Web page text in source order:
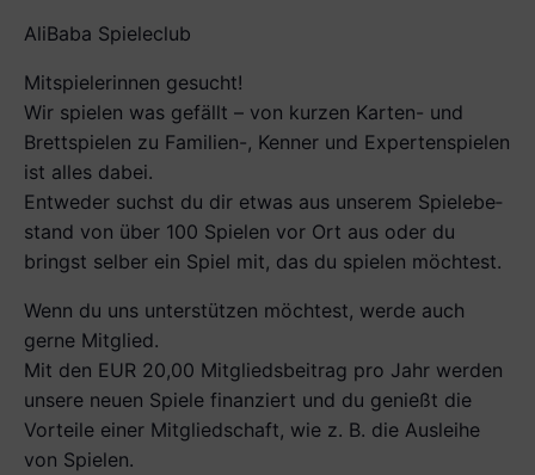
AliBaba Spieleclub
Mitspielerinnen gesucht!
Wir spielen was gefällt – von kurzen Karten- und
Brettspielen zu Familien-, Kenner­ und Expertenspielen
ist alles dabei.
Entweder suchst du dir etwas aus unserem Spielebe­
stand von über 100 Spielen vor Ort aus oder du
bringst selber ein Spiel mit, das du spielen möchtest.
Wenn du uns unterstützen möchtest, werde auch
gerne Mitglied.
Mit den EUR 20,00 Mit­gliedsbeitrag pro Jahr werden
unsere neuen Spiele finanziert und du genießt die
Vorteile einer Mitgliedschaft, wie z. B. die Ausleihe
von Spielen.